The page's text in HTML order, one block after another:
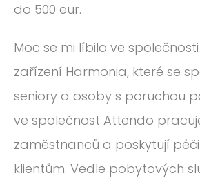
do 500 eur.
Moc se mi líbilo ve
zařízení Harmonia, které se
seniory a osoby s poruchou
ve společnost Attendo
zaměstnanců a poskytují péči
klientům. Vedle pobytových